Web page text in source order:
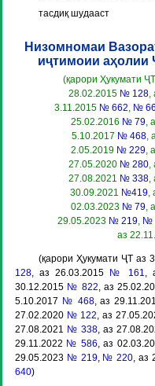
тасдиқ шудааст
Низомномаи
иҷтимоии аҳолии
(қарори Ҳукумати
28.02.2015 № 128,
3.11.2015 № 662, №
25.02.2016 № 79,
5.10.2017 № 468,
2.05.2019 № 229,
27.05.2020 № 280,
27.08.2021 № 338,
30.09.2021 №419,
02.03.2023 № 79,
29.05.2023 № 219, №
аз
(қарори Ҳукумати ҶТ аз
128, аз 26.03.2015 № 161,
30.12.2015 № 822, аз
5.10.2017 № 468, аз
27.02.2020 № 122, аз
27.08.2021 № 338, аз
29.11.2022 № 586, аз
29.05.2023 № 219, № 220, аз
640)